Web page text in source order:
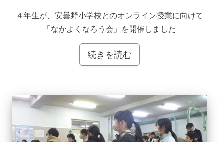
４年生が、安曇野小学校とのオンライン授業に向けて
「なかよくなろう会」を開催しました
続きを読む